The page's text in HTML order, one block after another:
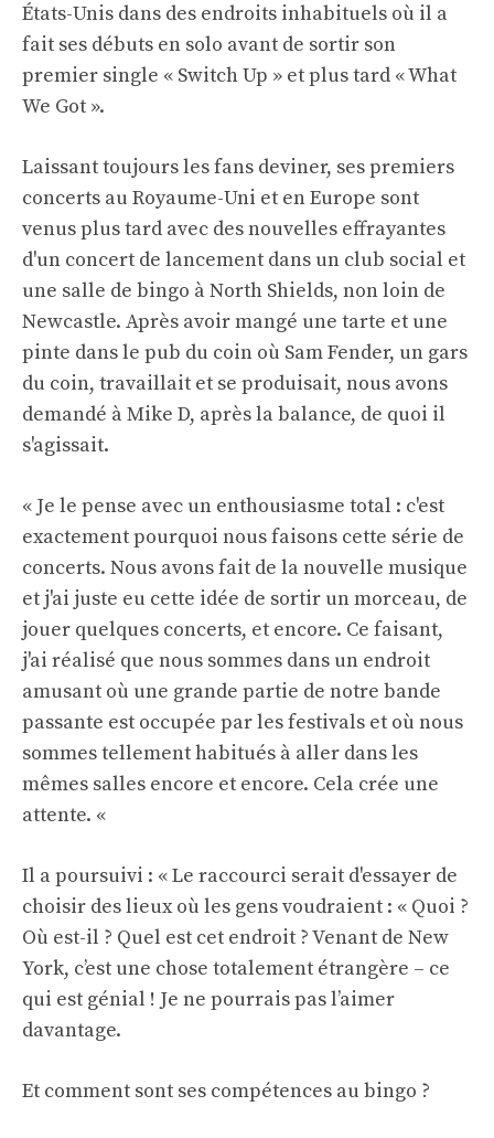
États-Unis dans des endroits inhabituels où il a
fait ses débuts en solo avant de sortir son
premier single « Switch Up » et plus tard « What
We Got ».
Laissant toujours les fans deviner, ses premiers
concerts au Royaume-Uni et en Europe sont
venus plus tard avec des nouvelles effrayantes
d'un concert de lancement dans un club social et
une salle de bingo à North Shields, non loin de
Newcastle. Après avoir mangé une tarte et une
pinte dans le pub du coin où Sam Fender, un gars
du coin, travaillait et se produisait, nous avons
demandé à Mike D, après la balance, de quoi il
s'agissait.
« Je le pense avec un enthousiasme total : c'est
exactement pourquoi nous faisons cette série de
concerts. Nous avons fait de la nouvelle musique
et j'ai juste eu cette idée de sortir un morceau, de
jouer quelques concerts, et encore. Ce faisant,
j'ai réalisé que nous sommes dans un endroit
amusant où une grande partie de notre bande
passante est occupée par les festivals et où nous
sommes tellement habitués à aller dans les
mêmes salles encore et encore. Cela crée une
attente. «
Il a poursuivi : « Le raccourci serait d'essayer de
choisir des lieux où les gens voudraient : « Quoi ?
Où est-il ? Quel est cet endroit ? Venant de New
York, c’est une chose totalement étrangère – ce
qui est génial ! Je ne pourrais pas l’aimer
davantage.
Et comment sont ses compétences au bingo ?